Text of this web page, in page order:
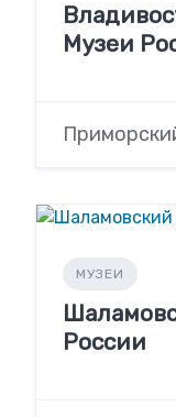
Музеи
МУЗЕИ
России